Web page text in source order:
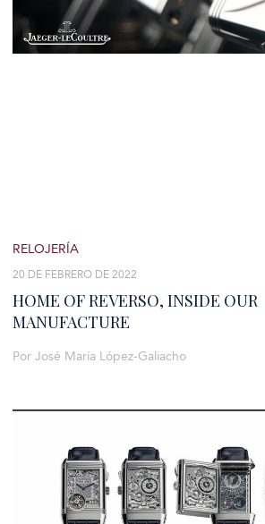
HOME OF REVERSO, INSIDE OUR
MANUFACTURE
20 DE FEBRERO DE 2022
RELOJERÍA
Por José María López-Galiacho